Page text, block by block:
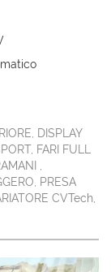
DISPLAY
FARI FULL
,
PRESA
CVTech,